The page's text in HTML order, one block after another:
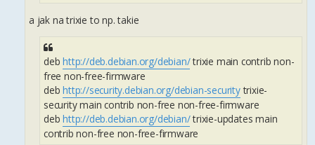
a jak na trixie to np. takie
debhttp://deb.debian.org/debian/trixie main contrib non-
free non-free-firmware
debhttp://security.debian.org/debian-securitytrixie-
security main contrib non-free non-free-firmware
debhttp://deb.debian.org/debian/trixie-updates main
contrib non-free non-free-firmware